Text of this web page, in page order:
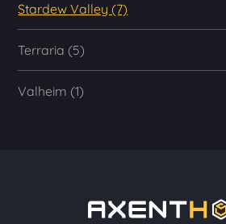
Stardew Valley (7)
Terraria (5)
Valheim (1)